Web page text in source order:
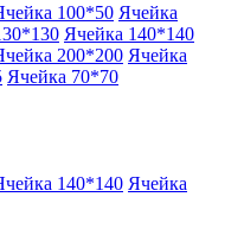
100*50 Ячейка
Ячейка 140*140
200*200 Ячейка
Ячейка 70*70
140*140 Ячейка